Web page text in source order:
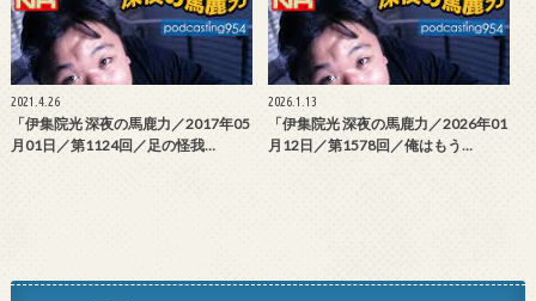
2021.4.26
「伊集院光 深夜の馬鹿力／2017年05
月01日／第1124回／足の怪我…
2026.1.13
「伊集院光 深夜の馬鹿力／2026年01
月12日／第1578回／俺はもう…